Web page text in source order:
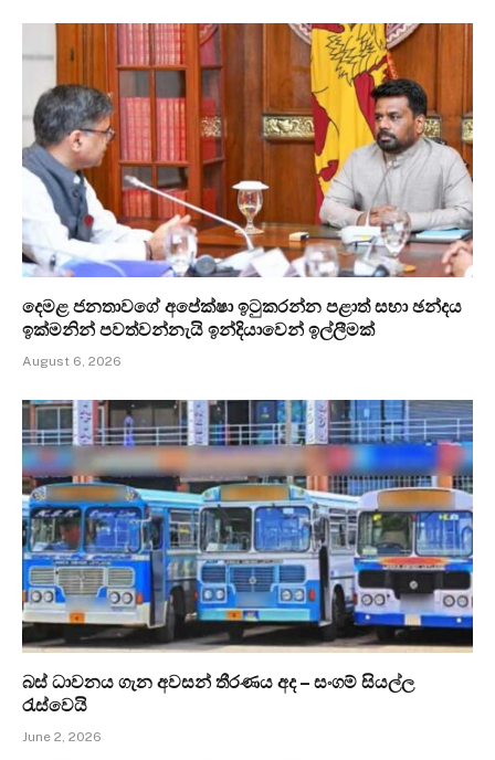
දෙමළ ජනතාවගේ අපේක්ෂා ඉටුකරන්න පළාත් සභා ඡන්දය
ඉක්මනින් පවත්වන්නැයි ඉන්දියාවෙන් ඉල්ලීමක්
August 6, 2026
බස් ධාවනය ගැන අවසන් තීරණය අද – සංගම් සියල්ල
රැස්වෙයි
June 2, 2026